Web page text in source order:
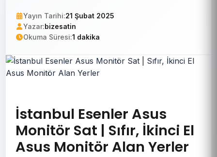
Yayın Tarihi:21 Şubat 2025
Yazar:bizesatin
Okuma Süresi:1 dakika
İstanbul Esenler Asus
Monitör Sat | Sıfır, İkinci El
Asus Monitör Alan Yerler